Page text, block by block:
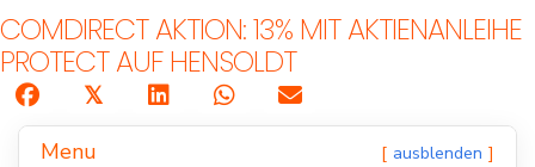
COMDIRECT AKTION: 13% MIT AKTIENANLEIHE
PROTECT AUF HENSOLDT
𝕏
Menu ausblenden